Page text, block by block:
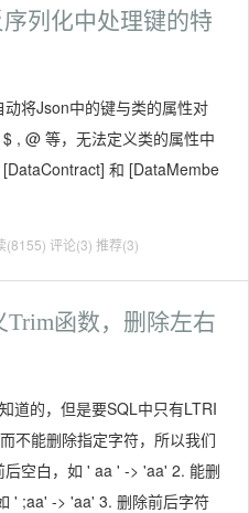
序列化中处理键的特
将Json中的键与类的属性对
, @ 等，无法定义类的属性中
和 [DataMembe
(8155) 评论(3) 推荐(3)
Trim函数，删除左右
道的，但是要SQL中只有LTRI
不能删除指定字符，所以我们
空白，如 ' aa ' -> 'aa' 2. 能删
' ;aa' -> 'aa' 3. 删除前后字符